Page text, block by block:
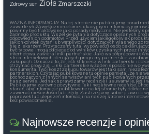
Zdrowy sen Zioła Zmarszczki
WAŻNA INFORMACJA! Na tej stronie nie publikujemy porad
zawarte służą wyłącznie celom edukacyjnym i informacyjnym iw
powinny być traktowane jako porady medyczne. Nie jesteśmy
żadnego produktu. Wszelkie pytania dotyczące opisanych
odpowiednich podmiotów. Przed użyciem jakiegokolwiek
jakichkolwiek pytań lub wątpliwości dotyczących własnego
się z lekarzem. Przytaczamy tutaj wypowiedzi osób
być typowe i mogą odbiegać od wyników uzyskanych przez
internetowa zawiera linki partnerskie. Jako współpracownik
stron internetowych oferujących programy partnerskie
zakupach. Oznacza to, że jeśli klikniesz w link partnerski i
otrzymać prowizję. Linki partnerskie w żaden sposób nie
konsumenta. Twój koszt zakupu towarów jest taki sam,
partnerskich. Czytając publikowane tu opinie pamiętaj, że nie
pochodzących z innych serwisów, ani tych publikowanych
nasz serwis. Jednak sprawdzamy recenzje i usuwamy je, jeśli
Publikujemy zarówno pozytywne, jak i negatywne recenzje.
starań, aby informacje publikowane na tej stronie były dokładne
zawierać nieścisłości lub błędy. Zastrzegamy sobie prawo do
poprawek lub ulepszeń informacji na naszej stronie internetowej
bez powiadomienia.
Najnowsze recenzje i